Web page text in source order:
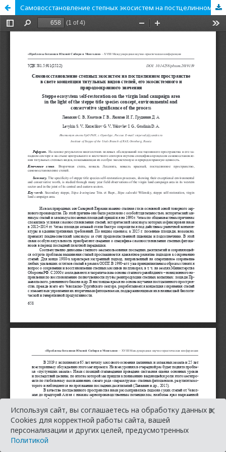
Самовосстановление степных экосистем на постцелинном пространстве в свете концепции титульных видов степей, его экосистемного и природоохранного значения
Используя сайт, вы соглашаетесь на обработку данных в
Cookies для корректной работы сайта, вашей
персонализации и других целей, предусмотренных
Политикой
×